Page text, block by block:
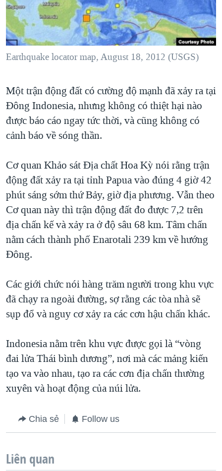
"Tìm"NGƯỜI VIỆT HẢI NGOẠI
ĐỜI SỐNG
KINH TẾ
KHOA HỌC
THỂ THAO
GIÁO DỤC
HÀNH TRÌNH BẦU CỬ 2024
MỘT NĂM CHIẾN TRANH TẠI DẢI GAZA
GIẢI MÃ VÀNH ĐAI & CON ĐƯỜNG
TRỊNH VĨNH BÌNH - NGƯỜI HẠ 'BÊN THẮNG CUỘC'
GROUND ZERO – XƯA VÀ NAY
CHI PHÍ CHIẾN TRANH AFGHANISTAN
THƯỢNG ĐỈNH TRUMP-KIM TẠI VIỆT NAM
TRỊNH VĨNH BÌNH VS. CHÍNH PHỦ VIỆT NAM
NGƯ DÂN VIỆT VÀ LÀN SÓNG TRỘM HẢI SÂM
BÊN KIA QUỐC LỘ: TIẾNG VỌNG TỪ NÔNG THÔN MỸ
QUAN HỆ VIỆT MỸ
VIDEO
NGHE
MẠNG XÃ HỘI
Ngôn ngữ khác
Earthquake locator map, August 18, 2012 (USGS)
Một trận động đất có cường độ mạnh đã xảy ra tại
Đông Indonesia, nhưng không có thiệt hại nào
được báo cáo ngay tức thời, và cũng không có
cảnh báo về sóng thần.
Cơ quan Khảo sát Địa chất Hoa Kỳ nói rằng trận
động đất xảy ra tại tỉnh Papua vào đúng 4 giờ 42
phút sáng sớm thứ Bảy, giờ địa phương. Vẫn theo
Cơ quan này thì trận động đất đo được 7,2 trên
địa chấn kế và xảy ra ở độ sâu 68 km. Tâm chấn
nằm cách thành phố Enarotali 239 km về hướng
Đông.
Các giới chức nói hàng trăm người trong khu vực
đã chạy ra ngoài đường, sợ rằng các tòa nhà sẽ
sụp đổ và nguy cơ xảy ra các cơn hậu chấn khác.
Indonesia nằm trên khu vực được gọi là “vòng
đai lửa Thái bình dương”, nơi mà các mảng kiến
tạo va vào nhau, tạo ra các cơn địa chấn thường
xuyên và hoạt động của núi lửa.
Chia sẻ Follow us
Liên quan